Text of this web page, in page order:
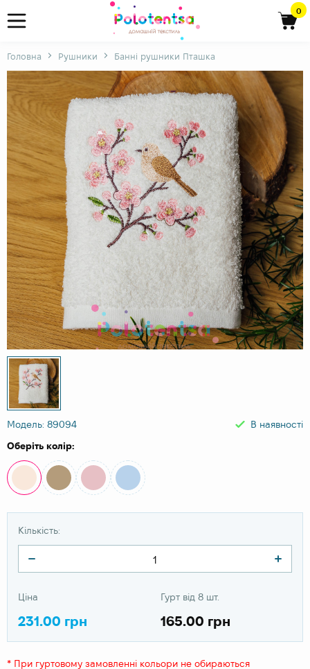
0
Головна Рушники Банні рушники Пташка
Модель: 89094
В наявності
Оберіть колір:
Кількість:
Ціна
231.00 грн
Гурт від 8 шт.
165.00 грн
* При гуртовому замовленні кольори не обираються